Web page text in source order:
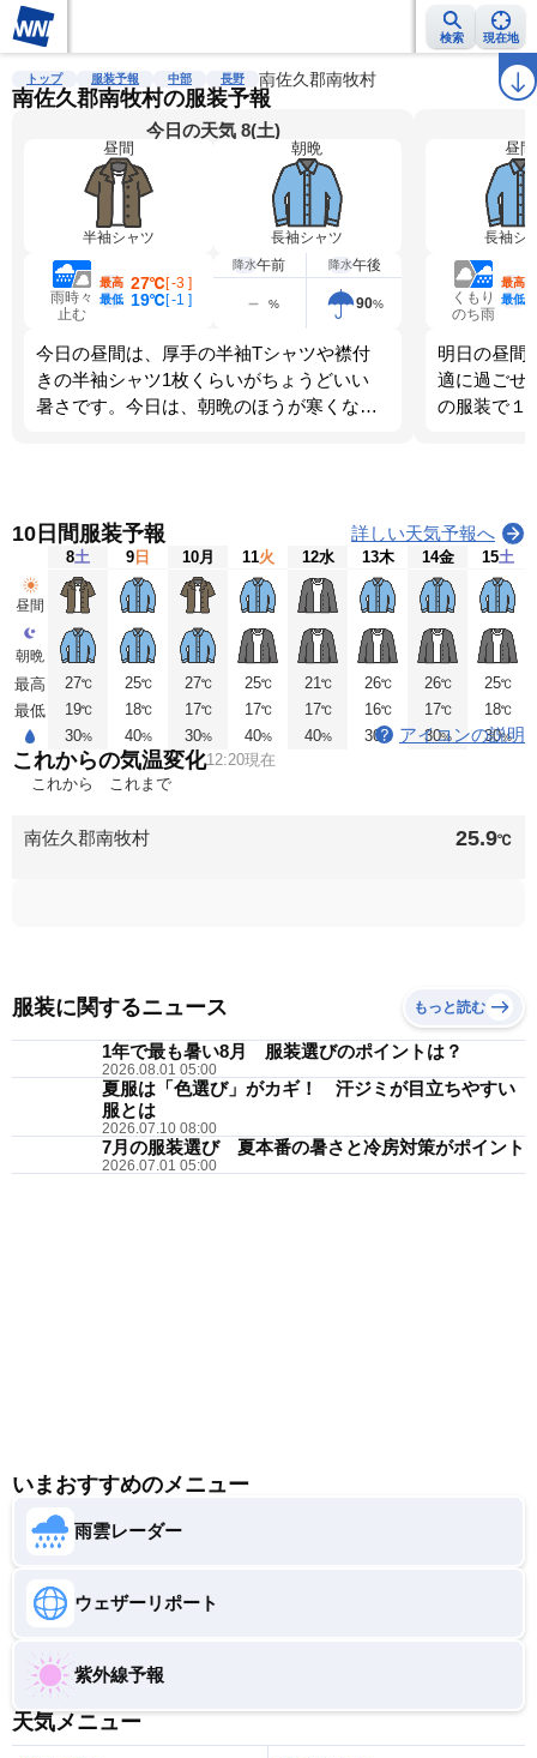
検索 現在地
雨雲レーダー 台風情報 地震情報 警報・注意報 ラ
トップ 服装予報 中部 長野 南佐久郡南牧村
南佐久郡南牧村の服装予報
今日の天気 8(土)
昼間
半袖シャツ
朝晩
長袖シャツ
雨時々
止む
最高 27℃[-3 ]
最低 19℃[-1 ]
降水午前
%
降水午後
90%
今日の昼間は、厚手の半袖Tシャツや襟付
きの半袖シャツ1枚くらいがちょうどいい
暑さです。今日は、朝晩のほうが寒くなり
昼間
長袖シ
くもり
のち雨
最高
最低
明日の昼間
適に過ごせ
の服装で１
10日間服装予報 詳しい天気予報へ
昼間
朝晩
最高
最低
8土
27℃
19℃
30%
9 日
25℃
18℃
40%
10月
27℃
17℃
30%
11火
25℃
17℃
40%
12水
21℃
17℃
40%
13木
26℃
16℃
30 %
14金
26℃
17℃
30%
15土
25℃
18℃
30%
アイコンの説明
これからの気温変化12:20現在
これから
これまで
南佐久郡南牧村 25.9℃
服装に関するニュース もっと読む
1年で最も暑い8月 服装選びのポイントは？
2026.08.01 05:00
夏服は「色選び」がカギ！ 汗ジミが目立ちやすい
服とは
2026.07.10 08:00
7月の服装選び 夏本番の暑さと冷房対策がポイント
2026.07.01 05:00
いまおすすめのメニュー
雨雲レーダー
ウェザーリポート
紫外線予報
天気メニュー